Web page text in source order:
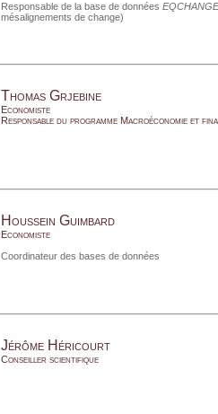
Responsable de la base de données EQCHANGE
mésalignements de change)
Thomas Grjebine
Economiste
Responsable du programme Macroéconomie et
Houssein Guimbard
Economiste
Coordinateur des bases de données
Jérôme Héricourt
Conseiller scientifique